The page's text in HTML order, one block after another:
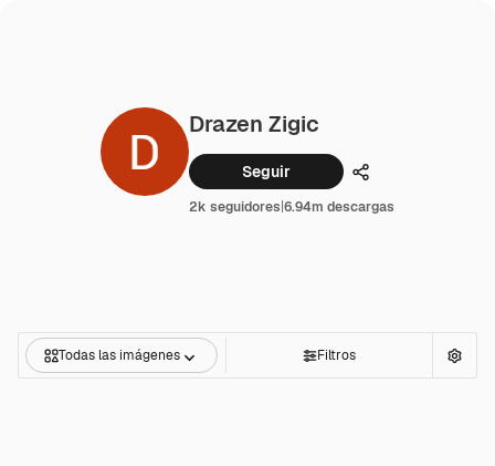
Drazen Zigic
Seguir Compartir
2k seguidores|6.94m descargas
Todas las imágenes Filtros